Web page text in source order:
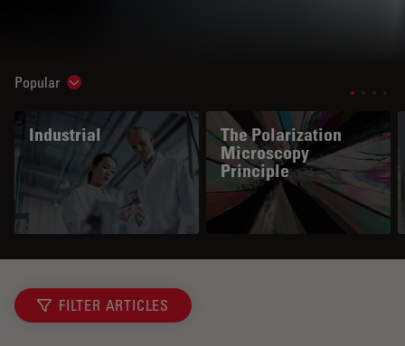
Popular Show subnavigation
Industrial
The Polarization
Microscopy
Principle
FILTER ARTICLES